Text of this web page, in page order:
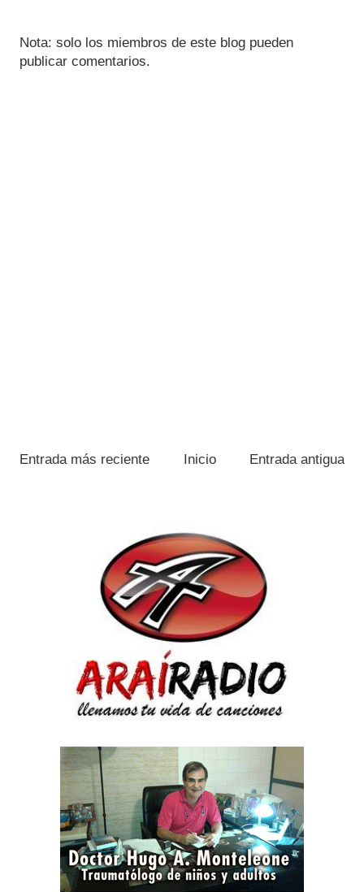
Nota: solo los miembros de este blog pueden
publicar comentarios.
Entrada más reciente Entrada antigua
Inicio